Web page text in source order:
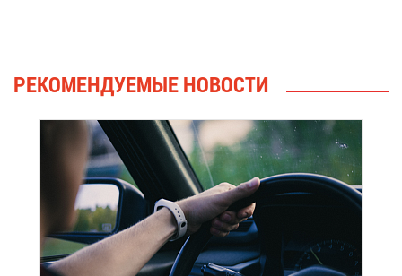
РЕ­КО­МЕН­ДУ­Е­МЫЕ НО­ВО­СТИ